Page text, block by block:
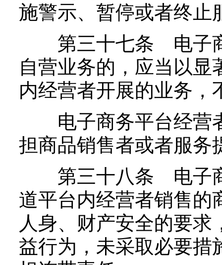
施警示、暂停或者终止
第三十七条 电子商
自营业务的，应当以
内经营者开展的业务，
电子商务平台经营
担商品销售者或者服务
第三十八条 电子商
道平台内经营者销售的
人身、财产安全的要
益行为，未采取必要措